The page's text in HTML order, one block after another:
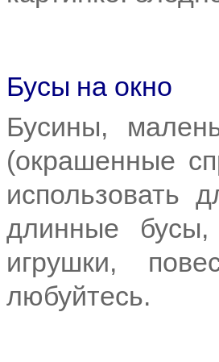
Бусы на окно
Бусины,
(окрашенные
использовать
длинные
игрушки,
любуйтесь.